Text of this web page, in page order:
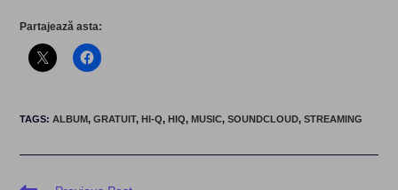
Partajează asta:
TAGS:ALBUM, GRATUIT, HI-Q, HIQ, MUSIC, SOUNDCLOUD, STREAMING